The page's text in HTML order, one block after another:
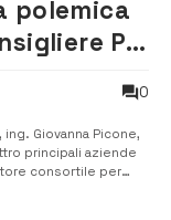
polemica
Pd
0
Giovanna Picone,
principali aziende
consortile per
La commiss...